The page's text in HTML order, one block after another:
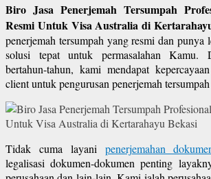
Biro Jasa Penerjemah Tersumpah
Resmi Untuk Visa Australia di
penerjemah tersumpah yang resmi dan punya
solusi tepat untuk permasalahan Kamu.
bertahun-tahun, kami mendapat
client untuk pengurusan penerjemah
Tidak cuma layani penerjemahan
legalisasi dokumen-dokumen penting